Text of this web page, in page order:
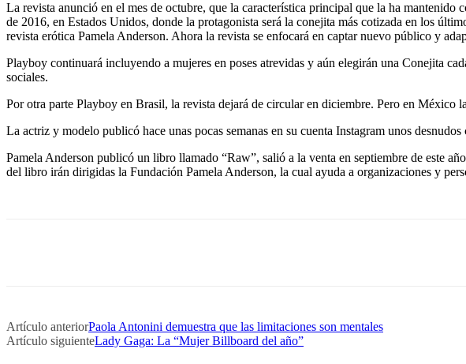
La revista anunció en el mes de octubre, que la característica principal que la ha
de 2016, en Estados Unidos, donde la protagonista será la conejita más cotizada en los
revista erótica Pamela Anderson. Ahora la revista se enfocará en captar nuevo público y
Playboy continuará incluyendo a mujeres en poses atrevidas y aún elegirán una Conejita
sociales.
Por otra parte Playboy en Brasil, la revista dejará de circular en diciembre. Pero en México
La actriz y modelo publicó hace unas pocas semanas en su cuenta Instagram unos
Pamela Anderson publicó un libro llamado “Raw”, salió a la venta en septiembre de este
del libro irán dirigidas la Fundación Pamela Anderson, la cual ayuda a organizaciones y
Artículo anteriorPaola Antonini demuestra que las limitaciones son mentales
Artículo siguienteLady Gaga: La “Mujer Billboard del año”